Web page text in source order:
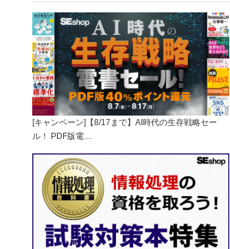
[キャンペーン]【8/17まで】AI時代の生存戦略セー
ル！ PDF版電…